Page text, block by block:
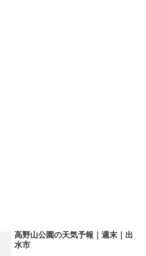
高野山公園の天気予報｜週末｜出
水市